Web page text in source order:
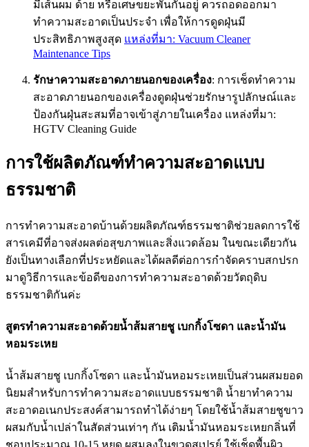
มีเส้นผม ด้าย หรือเศษขยะพันกันอยู่ ควรถอดออกมา
ทำความสะอาดเป็นประจำ เพื่อให้การดูดฝุ่นมี
ประสิทธิภาพสูงสุด แหล่งที่มา: Vacuum Cleaner
Maintenance Tips
รักษาความสะอาดภายนอกของเครื่อง: การเช็ดทำความ
สะอาดภายนอกของเครื่องดูดฝุ่นช่วยรักษารูปลักษณ์และ
ป้องกันฝุ่นสะสมที่อาจเข้าสู่ภายในเครื่อง แหล่งที่มา:
HGTV Cleaning Guide
การใช้ผลิตภัณฑ์ทำความสะอาดแบบ
ธรรมชาติ
การทำความสะอาดบ้านด้วยผลิตภัณฑ์ธรรมชาติช่วยลดการใช้
สารเคมีที่อาจส่งผลต่อสุขภาพและสิ่งแวดล้อม ในขณะเดียวกัน
ยังเป็นทางเลือกที่ประหยัดและได้ผลดีต่อการกำจัดคราบสกปรก
มาดูวิธีการและข้อดีของการทำความสะอาดด้วยวัตถุดิบ
ธรรมชาติกันค่ะ
สูตรทำความสะอาดด้วยน้ำส้มสายชู เบกกิ้งโซดา และน้ำมัน
หอมระเหย
น้ำส้มสายชู เบกกิ้งโซดา และน้ำมันหอมระเหยเป็นส่วนผสมยอด
นิยมสำหรับการทำความสะอาดแบบธรรมชาติ น้ำยาทำความ
สะอาดอเนกประสงค์สามารถทำได้ง่ายๆ โดยใช้น้ำส้มสายชูขาว
ผสมกับน้ำเปล่าในสัดส่วนเท่าๆ กัน เติมน้ำมันหอมระเหยกลิ่นที่